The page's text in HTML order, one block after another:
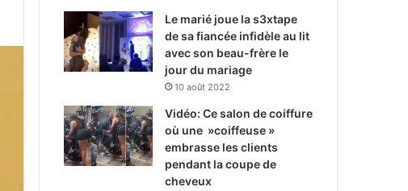
Le marié joue la s3xtape
de sa fiancée infidèle au lit
avec son beau-frère le
jour du mariage
10 août 2022
Vidéo: Ce salon de coiffure
où une »coiffeuse »
embrasse les clients
pendant la coupe de
cheveux